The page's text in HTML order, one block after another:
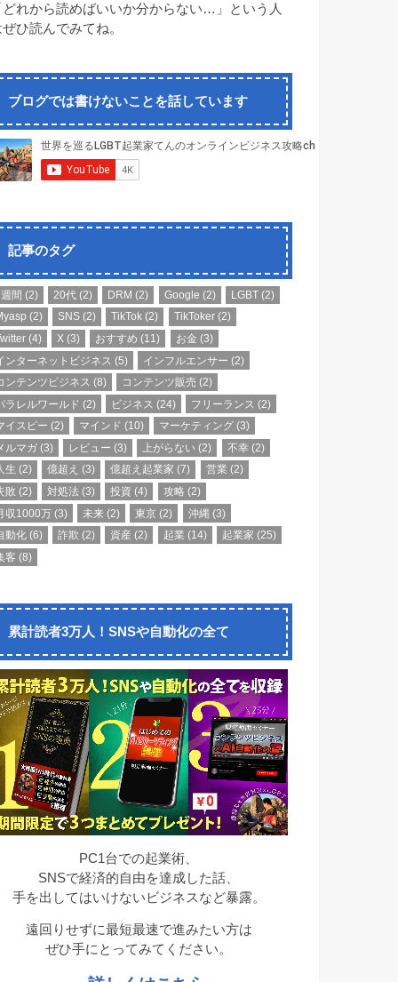
どれから読めばいいか分からない…」という人
ひ読んでみてね。
ブログでは書けないことを話しています
記事のタグ
間 (2) 20代 (2) DRM (2) Google (2) LGBT(2)
(2) SNS (2) TikTok (2) TikToker(2)
(4) X (3) おすすめ (11) お金 (3)
ンターネットビジネス (5) インフルエンサー (2)
ンテンツビジネス (8) コンテンツ販売 (2)
ラレルワールド (2) ビジネス (24) フリーランス (2)
イスピー (2) マインド (10) マーケティング (3)
ルマガ (3) レビュー (3) 上がらない (2) 不幸(2)
生 (2) 億超え (3) 億超え起業家 (7) 営業 (2)
敗 (2) 対処法 (3) 投資 (4) 攻略 (2)
収1000万 (3) 未来 (2) 東京 (2) 沖縄 (3)
動化 (6) 詐欺 (2) 資産 (2) 起業 (14) 起業家 (25)
客 (8)
累計読者3万人！SNSや自動化の全て
PC1台での起業術、
SNSで経済的自由を達成した話、
手を出してはいけないビジネスなど暴露。
遠回りせずに最短最速で進みたい方は
ぜひ手にとってみてください。